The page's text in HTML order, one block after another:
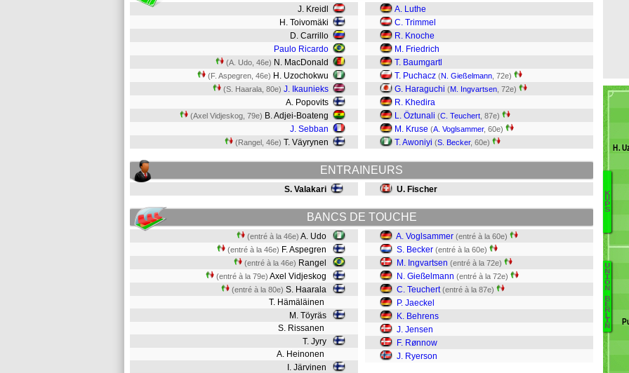
J. Kreidl
H. Toivomäki
D. Carrillo
Paulo Ricardo
(A. Udo, 46e) N. MacDonald
(F. Aspegren, 46e) H. Uzochokwu
(S. Haarala, 80e) J. Ikaunieks
A. Popovits
(Axel Vidjeskog, 79e) B. Adjei-Boateng
J. Sebban
(Rangel, 46e) T. Väyrynen
A. Luthe
C. Trimmel
R. Knoche
M. Friedrich
T. Baumgartl
T. Puchacz (N. Gießelmann , 72e)
G. Haraguchi (M. Ingvartsen , 72e)
R. Khedira
L. Öztunali (C. Teuchert , 87e)
M. Kruse (A. Voglsammer, 60e)
T. Awoniyi (S. Becker, 60e)
ENTRAINEURS
S. Valakari U. Fischer
BANCS DE TOUCHE
(entré à la 46e) A. Udo
(entré à la 46e) F. Aspegren
(entré à la 46e) Rangel
(entré à la 79e) Axel Vidjeskog
(entré à la 80e) S. Haarala
T. Hämäläinen
M. Töyräs
S. Rissanen
T. Jyry
A. Heinonen
I. Järvinen
A. Voglsammer (entré à la 60e)
S. Becker (entré à la 60e)
M. Ingvartsen (entré à la 72e)
N. Gießelmann (entré à la 72e)
C. Teuchert (entré à la 87e)
P. Jaeckel
K. Behrens
J. Jensen
F. Rønnow
J. Ryerson
K
U
P
S
U
N
I
O
N
B
E
R
L
I
N
H.